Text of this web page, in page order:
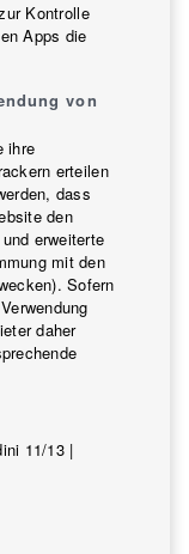
Kontrolle
Apps die
von
ihre
erteilen
dass
den
erweiterte
mit den
Sofern
daher
11/13 |